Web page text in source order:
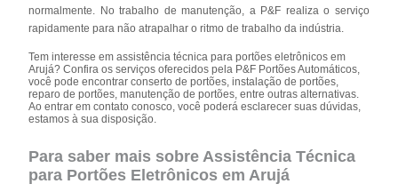
normalmente. No trabalho de manutenção, a P&F realiza o serviço
rapidamente para não atrapalhar o ritmo de trabalho da indústria.
Tem interesse em assistência técnica para portões eletrônicos em
Arujá? Confira os serviços oferecidos pela P&F Portões Automáticos,
você pode encontrar conserto de portões, instalação de portões,
reparo de portões, manutenção de portões, entre outras alternativas.
Ao entrar em contato conosco, você poderá esclarecer suas dúvidas,
estamos à sua disposição.
Para saber mais sobre Assistência Técnica
para Portões Eletrônicos em Arujá